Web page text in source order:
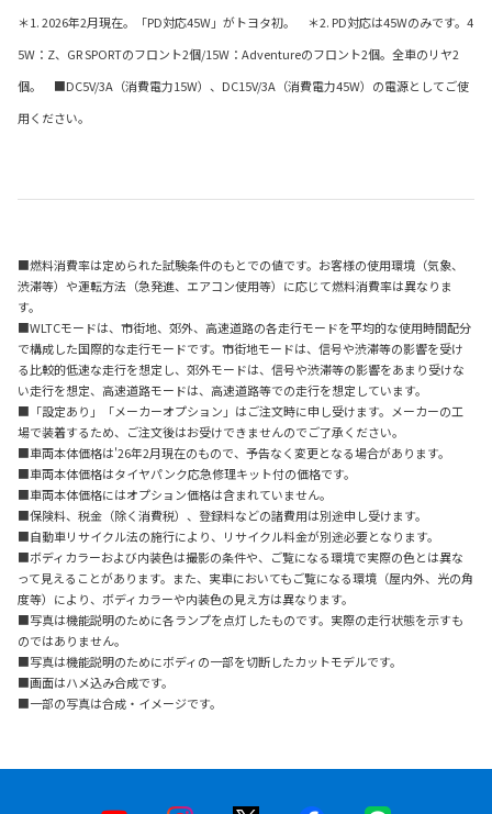
＊1. 2026年2月現在。「PD対応45W」がトヨタ初。 ＊2. PD対応は45Wのみです。4
5W：Z、GR SPORTのフロント2個/15W：Adventureのフロント2個。全車のリヤ2
個。 ■DC5V/3A（消費電力15W）、DC15V/3A（消費電力45W）の電源としてご使
用ください。
■燃料消費率は定められた試験条件のもとでの値です。お客様の使用環境（気象、
渋滞等）や運転方法（急発進、エアコン使用等）に応じて燃料消費率は異なりま
す。
■WLTCモードは、市街地、郊外、高速道路の各走行モードを平均的な使用時間配分
で構成した国際的な走行モードです。市街地モードは、信号や渋滞等の影響を受け
る比較的低速な走行を想定し、郊外モードは、信号や渋滞等の影響をあまり受けな
い走行を想定、高速道路モードは、高速道路等での走行を想定しています。
■「設定あり」「メーカーオプション」はご注文時に申し受けます。メーカーの工
場で装着するため、ご注文後はお受けできませんのでご了承ください。
■車両本体価格は'26年2月現在のもので、予告なく変更となる場合があります。
■車両本体価格はタイヤパンク応急修理キット付の価格です。
■車両本体価格にはオプション価格は含まれていません。
■保険料、税金（除く消費税）、登録料などの諸費用は別途申し受けます。
■自動車リサイクル法の施行により、リサイクル料金が別途必要となります。
■ボディカラーおよび内装色は撮影の条件や、ご覧になる環境で実際の色とは異な
って見えることがあります。また、実車においてもご覧になる環境（屋内外、光の角
度等）により、ボディカラーや内装色の見え方は異なります。
■写真は機能説明のために各ランプを点灯したものです。実際の走行状態を示すも
のではありません。
■写真は機能説明のためにボディの一部を切断したカットモデルです。
■画面はハメ込み合成です。
■一部の写真は合成・イメージです。